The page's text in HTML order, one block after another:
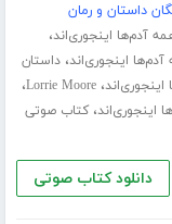
داستان و رمان
آدم‌ها اینجوری‌اند،
اینجوری‌اند،داستان
،Lorrie Moore،
اینجوری‌اند،کتاب صوتی
دانلود کتاب صوتی